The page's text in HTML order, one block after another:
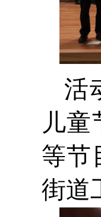
活
儿
等节
街道